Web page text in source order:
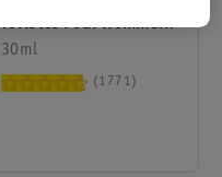
Toilette Pour Homme
Acqua Di Giò
30ml
1771